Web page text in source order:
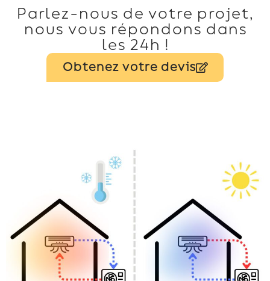
Parlez-nous de votre projet,
nous vous répondons dans
les 24h !
Obtenez votre devis